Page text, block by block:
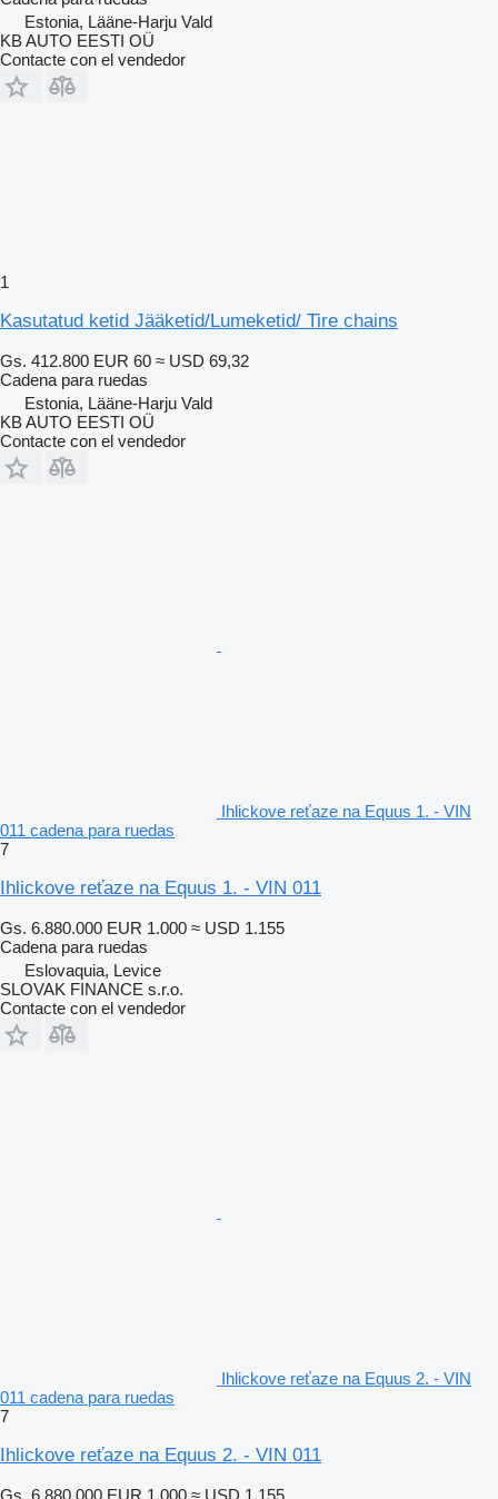
Estonia, Lääne-Harju Vald
KB AUTO EESTI OÜ
Contacte con el vendedor
1
Kasutatud ketid Jääketid/Lumeketid/ Tire chains
Gs. 412.800 EUR 60 ≈ USD 69,32
Cadena para ruedas
Estonia, Lääne-Harju Vald
KB AUTO EESTI OÜ
Contacte con el vendedor
Ihlickove reťaze na Equus 1. - VIN
011 cadena para ruedas
7
Ihlickove reťaze na Equus 1. - VIN 011
Gs. 6.880.000 EUR 1.000 ≈ USD 1.155
Cadena para ruedas
Eslovaquia, Levice
SLOVAK FINANCE s.r.o.
Contacte con el vendedor
Ihlickove reťaze na Equus 2. - VIN
011 cadena para ruedas
7
Ihlickove reťaze na Equus 2. - VIN 011
Gs. 6.880.000 EUR 1.000 ≈ USD 1.155